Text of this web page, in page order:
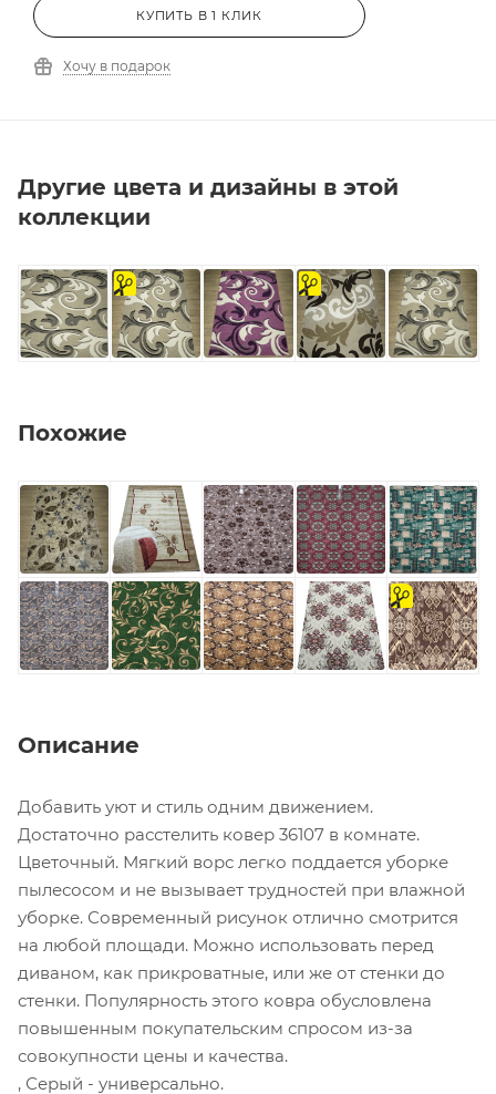
КУПИТЬ В 1 КЛИК
Хочу в подарок
Другие цвета и дизайны в этой
коллекции
на
отрез
на
отрез
Похожие
на
отрез
Описание
Добавить уют и стиль одним движением.
Достаточно расстелить ковер 36107 в комнате.
Цветочный. Мягкий ворс легко поддается уборке
пылесосом и не вызывает трудностей при влажной
уборке. Современный рисунок отлично смотрится
на любой площади. Можно использовать перед
диваном, как прикроватные, или же от стенки до
стенки. Популярность этого ковра обусловлена
повышенным покупательским спросом из-за
совокупности цены и качества.
, Серый - универсально.